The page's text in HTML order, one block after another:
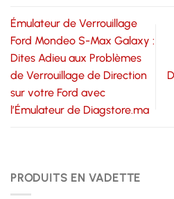
Émulateur de Verrouillage
Ford Mondeo S-Max Galaxy :
Dites Adieu aux Problèmes
de Verrouillage de Direction
sur votre Ford avec
l’Émulateur de Diagstore.ma
PRODUITS EN VADETTE